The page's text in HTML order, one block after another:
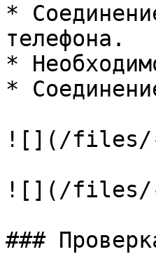
*
телефона.
*
*
![](/files/-
![](/files/-
###